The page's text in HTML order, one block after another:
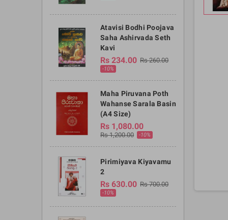
Atavisi Bodhi Poojava
Saha Ashirvada Seth
Kavi
Rs 234.00 Rs 260.00
-10%
Maha Piruvana Poth
Wahanse Sarala Basin
(A4 Size)
Rs 1,080.00
Rs 1,200.00 -10%
Pirimiyava Kiyavamu
2
Rs 630.00 Rs 700.00
-10%